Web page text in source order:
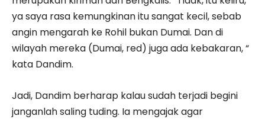
ya saya rasa kemungkinan itu sangat kecil, sebab
angin mengarah ke Rohil bukan Dumai. Dan di
wilayah mereka (Dumai, red) juga ada kebakaran, “
kata Dandim.
Jadi, Dandim berharap kalau sudah terjadi begini
janganlah saling tuding. Ia mengajak agar